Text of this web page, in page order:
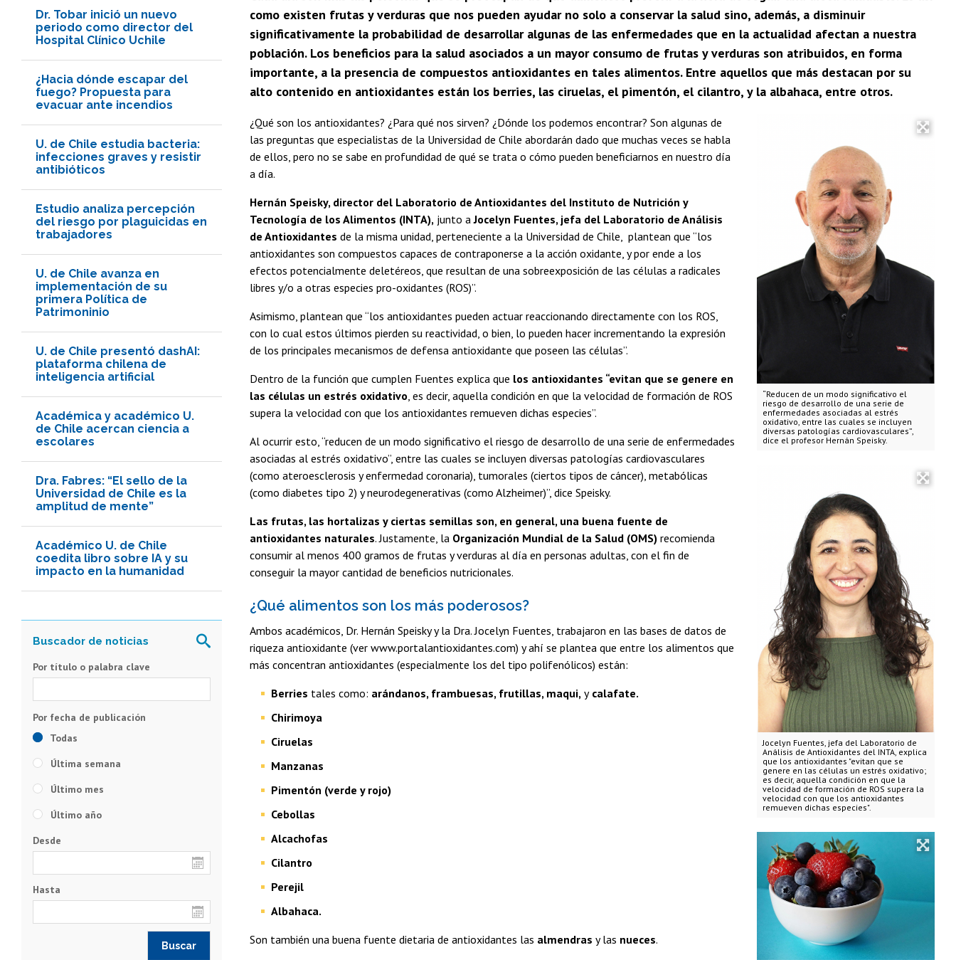
Dr. Tobar inició un nuevo
periodo como director del
Hospital Clínico Uchile
¿Hacia dónde escapar del
fuego? Propuesta para
evacuar ante incendios
U. de Chile estudia bacteria:
infecciones graves y resistir
antibióticos
Estudio analiza percepción
del riesgo por plaguicidas en
trabajadores
U. de Chile avanza en
implementación de su
primera Política de
Patrimoninio
U. de Chile presentó dashAI:
plataforma chilena de
inteligencia artificial
Académica y académico U.
de Chile acercan ciencia a
escolares
Dra. Fabres: “El sello de la
Universidad de Chile es la
amplitud de mente”
Académico U. de Chile
coedita libro sobre IA y su
impacto en la humanidad
como existen frutas y verduras que nos pueden ayudar no solo a conservar la salud sino, además, a disminuir
significativamente la probabilidad de desarrollar algunas de las enfermedades que en la actualidad afectan a nuestra
población. Los beneficios para la salud asociados a un mayor consumo de frutas y verduras son atribuidos, en forma
importante, a la presencia de compuestos antioxidantes en tales alimentos. Entre aquellos que más destacan por su
alto contenido en antioxidantes están los berries, las ciruelas, el pimentón, el cilantro, y la albahaca, entre otros.
“Reducen de un modo significativo el
riesgo de desarrollo de una serie de
enfermedades asociadas al estrés
oxidativo, entre las cuales se incluyen
diversas patologías cardiovasculares”,
dice el profesor Hernán Speisky.
Jocelyn Fuentes, jefa del Laboratorio de
Análisis de Antioxidantes del INTA, explica
que los antioxidantes "evitan que se
genere en las células un estrés oxidativo;
es decir, aquella condición en que la
velocidad de formación de ROS supera la
velocidad con que los antioxidantes
remueven dichas especies".
¿Qué son los antioxidantes? ¿Para qué nos sirven? ¿Dónde los podemos encontrar? Son algunas de
las preguntas que especialistas de la Universidad de Chile abordarán dado que muchas veces se habla
de ellos, pero no se sabe en profundidad de qué se trata o cómo pueden beneficiarnos en nuestro día
a día.
Hernán Speisky, director del Laboratorio de Antioxidantes del Instituto de Nutrición y
Tecnología de los Alimentos (INTA), junto aJocelyn Fuentes, jefa del Laboratorio de Análisis
de Antioxidantes de la misma unidad, perteneciente a la Universidad de Chile, plantean que “los
antioxidantes son compuestos capaces de contraponerse a la acción oxidante, y por ende a los
efectos potencialmente deletéreos, que resultan de una sobreexposición de las células a radicales
libres y/o a otras especies pro-oxidantes (ROS)”.
Asimismo, plantean que “los antioxidantes pueden actuar reaccionando directamente con los ROS,
con lo cual estos últimos pierden su reactividad, o bien, lo pueden hacer incrementando la expresión
de los principales mecanismos de defensa antioxidante que poseen las células”.
Dentro de la función que cumplen Fuentes explica que los antioxidantes “evitan que se genere en
las células un estrés oxidativo , es decir, aquella condición en que la velocidad de formación de ROS
supera la velocidad con que los antioxidantes remueven dichas especies”.
Al ocurrir esto, “reducen de un modo significativo el riesgo de desarrollo de una serie de enfermedades
asociadas al estrés oxidativo”, entre las cuales se incluyen diversas patologías cardiovasculares
(como ateroesclerosis y enfermedad coronaria), tumorales (ciertos tipos de cáncer), metabólicas
(como diabetes tipo 2) y neurodegenerativas (como Alzheimer)”, dice Speisky.
Las frutas, las hortalizas y ciertas semillas son, en general, una buena fuente de
antioxidantes naturales. Justamente, la Organización Mundial de la Salud (OMS) recomienda
consumir al menos 400 gramos de frutas y verduras al día en personas adultas, con el fin de
conseguir la mayor cantidad de beneficios nutricionales.
¿Qué alimentos son los más poderosos?
Ambos académicos, Dr. Hernán Speisky y la Dra. Jocelyn Fuentes, trabajaron en las bases de datos de
riqueza antioxidante (ver www.portalantioxidantes.com) y ahí se plantea que entre los alimentos que
más concentran antioxidantes (especialmente los del tipo polifenólicos) están:
Berries tales como: arándanos, frambuesas, frutillas, maqui, ycalafate.
Chirimoya
Ciruelas
Manzanas
Pimentón (verde y rojo)
Cebollas
Alcachofas
Cilantro
Perejil
Albahaca.
Son también una buena fuente dietaria de antioxidantes las almendras y las nueces.
Por título o palabra clave
Todas
Última semana
Último mes
Último año
Desde
Hasta